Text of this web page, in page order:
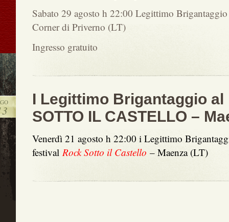
Sabato 29 agosto h 22:00 Legittimo
Corner di Priverno (LT)
Ingresso gratuito
I Legittimo Brigantaggio al
SOTTO IL CASTELLO –
Venerdì 21 agosto h 22:00 i Legittimo
festival Rock Sotto il Castello – Maenza (LT)